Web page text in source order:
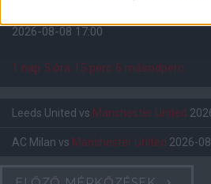
Felkészülési szezon 4. mérkőzés
2026-08-08 17:00
1 nap 5 óra 15 perc 5 másodperc
Leeds United vs Manchester United
AC Milan vs Manchester United 2026-